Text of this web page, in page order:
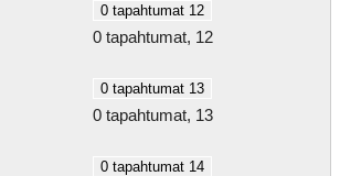
0 tapahtumat 12
0 tapahtumat, 12
0 tapahtumat 13
0 tapahtumat, 13
0 tapahtumat 14